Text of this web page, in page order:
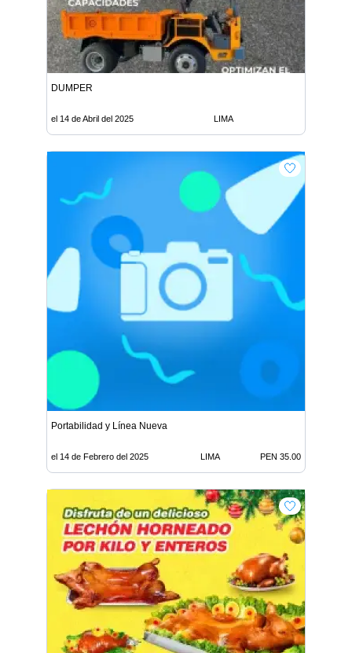
DUMPER
el 14 de Abril del 2025 LIMA
Portabilidad y Línea Nueva
el 14 de Febrero del 2025 LIMA PEN 35.00